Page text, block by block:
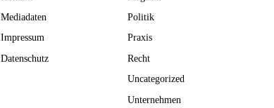
Mediadaten
Impressum
Datenschutz
Politik
Praxis
Recht
Uncategorized
Unternehmen